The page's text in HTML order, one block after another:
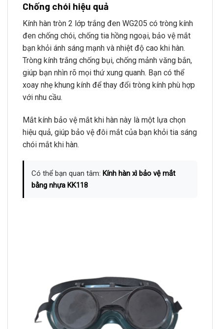
Chống chói hiệu quả
Kính hàn tròn 2 lớp trắng đen WG205 có tròng kính
đen chống chói, chống tia hồng ngoại, bảo vệ mắt
bạn khỏi ánh sáng mạnh và nhiệt độ cao khi hàn.
Tròng kính trắng chống bụi, chống mảnh văng bắn,
giúp bạn nhìn rõ mọi thứ xung quanh. Bạn có thể
xoay nhẹ khung kính để thay đổi tròng kính phù hợp
với nhu cầu.
Mắt kính bảo vệ mắt khi hàn này là một lựa chọn
hiệu quả, giúp bảo vệ đôi mắt của bạn khỏi tia sáng
chói mắt khi hàn.
Có thể bạn quan tâm:Kính hàn xì bảo vệ mắt
bằng nhựa KK118